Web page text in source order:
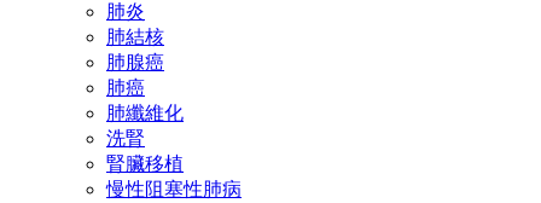
肺炎
肺結核
肺腺癌
肺癌
肺纖維化
洗腎
腎臟移植
慢性阻塞性肺病